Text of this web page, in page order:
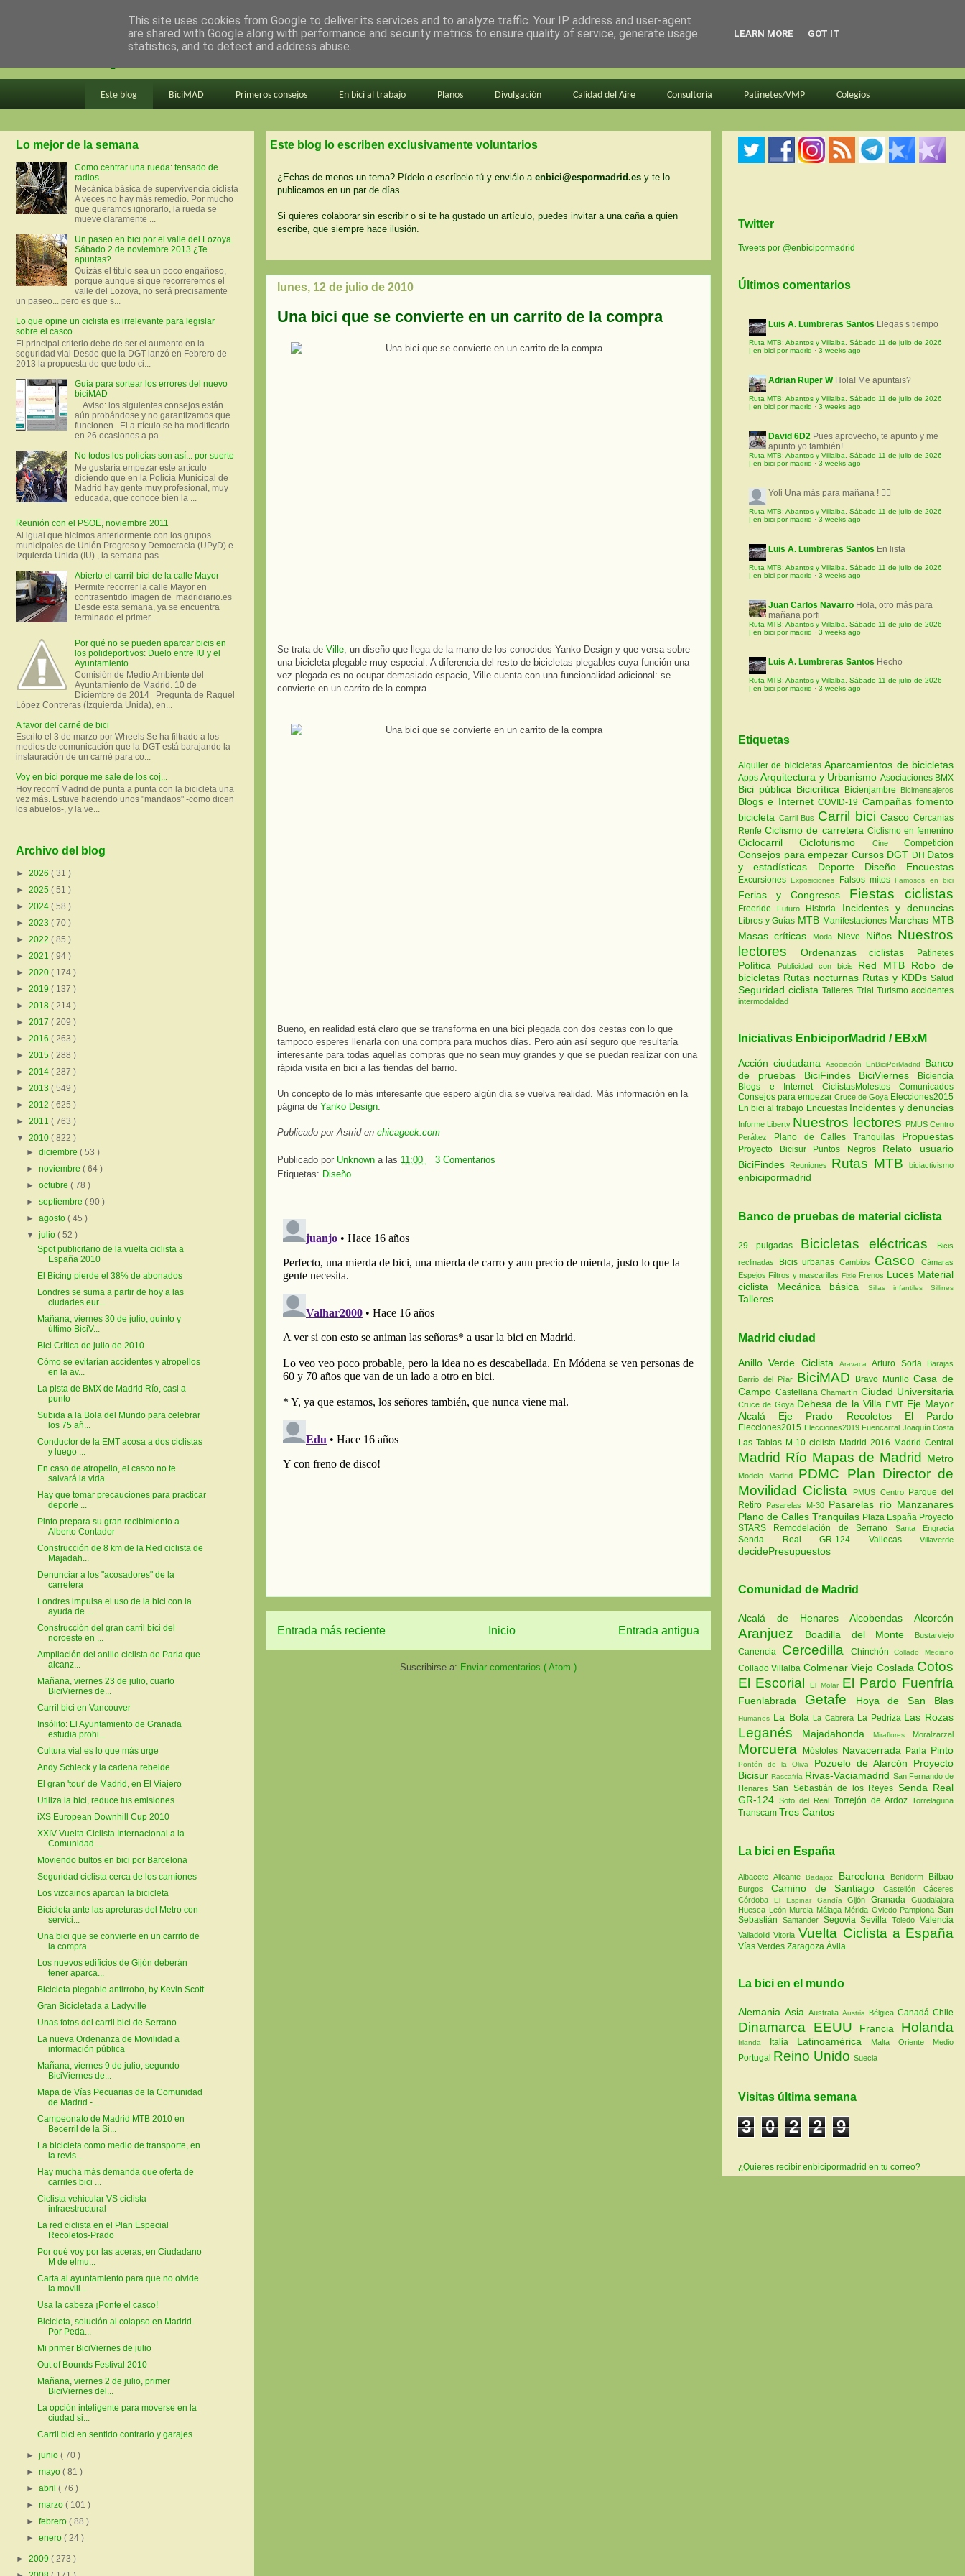
en bici por madrid
Este blog BiciMAD Primeros consejos En bici al trabajo Planos Divulgación Calidad del Aire Consultoría Patinetes/VMP Colegios
Este blog lo escriben exclusivamente voluntarios
¿Echas de menos un tema? Pídelo o escríbelo tú y enviálo a enbici@espormadrid.es y te lo
publicamos en un par de días.
Si quieres colaborar sin escribir o si te ha gustado un artículo, puedes invitar a una caña a quien
escribe, que siempre hace ilusión.
lunes, 12 de julio de 2010
Una bici que se convierte en un carrito de la compra
Se trata de Ville , un diseño que llega de la mano de los conocidos Yanko Design y que versa sobre
una bicicleta plegable muy especial. A diferencia del resto de bicicletas plegables cuya función una
vez plegada es no ocupar demasiado espacio, Ville cuenta con una funcionalidad adicional: se
convierte en un carrito de la compra.
Bueno, en realidad está claro que se transforma en una bici plegada con dos cestas con lo que
tampoco esperes llenarla con una compra para muchos días. Pero aún así seguro que resultaría
interesante para todas aquellas compras que no sean muy grandes y que se puedan realizar con una
rápida visita en bici a las tiendas del barrio.
Un concepto de lo más interesante que espero algún día se vuelva realidad. Más información en la
página de Yanko Design
Publicado por Astrid en chicageek.com
Publicado por Unknown a las 11:00
3 Comentarios
Etiquetas: Diseño
Entrada más reciente Entrada antigua
Inicio
Suscribirse a: Enviar comentarios ( Atom )
Lo mejor de la semana
Como centrar una rueda: tensado de
radios
Mecánica básica de supervivencia ciclista
A veces no hay más remedio. Por mucho
que queramos ignorarlo, la rueda se
mueve claramente ...
Un paseo en bici por el valle del Lozoya.
Sábado 2 de noviembre 2013 ¿Te
apuntas?
Quizás el título sea un poco engañoso,
porque aunque sí que recorreremos el
valle del Lozoya, no será precisamente
un paseo... pero es que s...
Lo que opine un ciclista es irrelevante para legislar
sobre el casco
El principal criterio debe de ser el aumento en la
seguridad vial Desde que la DGT lanzó en Febrero de
2013 la propuesta de que todo ci...
Guía para sortear los errores del nuevo
biciMAD
Aviso: los siguientes consejos están
aún probándose y no garantizamos que
funcionen. El a rtículo se ha modificado
en 26 ocasiones a pa...
No todos los policías son así... por suerte
Me gustaría empezar este artículo
diciendo que en la Policía Municipal de
Madrid hay gente muy profesional, muy
educada, que conoce bien la ...
Reunión con el PSOE, noviembre 2011
Al igual que hicimos anteriormente con los grupos
municipales de Unión Progreso y Democracia (UPyD) e
Izquierda Unida (IU) , la semana pas...
Abierto el carril-bici de la calle Mayor
Permite recorrer la calle Mayor en
contrasentido Imagen de madridiario.es
Desde esta semana, ya se encuentra
terminado el primer...
Por qué no se pueden aparcar bicis en
los polideportivos: Duelo entre IU y el
Ayuntamiento
Comisión de Medio Ambiente del
Ayuntamiento de Madrid. 10 de
Diciembre de 2014 Pregunta de Raquel
López Contreras (Izquierda Unida), en...
A favor del carné de bici
Escrito el 3 de marzo por Wheels Se ha filtrado a los
medios de comunicación que la DGT está barajando la
instauración de un carné para co...
Voy en bici porque me sale de los coj...
Hoy recorrí Madrid de punta a punta con la bicicleta una
vez más. Estuve haciendo unos "mandaos" -como dicen
los abuelos-, y la ve...
Archivo del blog
► 2026 ( 31 )
► 2025 ( 51 )
► 2024 ( 58 )
► 2023 ( 70 )
► 2022 ( 85 )
► 2021 ( 94 )
► 2020 ( 174 )
► 2019 ( 137 )
► 2018 ( 214 )
► 2017 ( 209 )
► 2016 ( 263 )
► 2015 ( 288 )
► 2014 ( 287 )
► 2013 ( 549 )
► 2012 ( 625 )
► 2011 ( 763 )
▼ 2010 ( 822 )
►diciembre( 53 )
►noviembre( 64 )
►octubre( 78 )
►septiembre( 90 )
►agosto( 45 )
▼julio( 52 )
Spot publicitario de la vuelta ciclista a
España 2010
El Bicing pierde el 38% de abonados
Londres se suma a partir de hoy a las
ciudades eur...
Mañana, viernes 30 de julio, quinto y
último BiciV...
Bici Crítica de julio de 2010
Cómo se evitarían accidentes y atropellos
en la av...
La pista de BMX de Madrid Río, casi a
punto
Subida a la Bola del Mundo para celebrar
los 75 añ...
Conductor de la EMT acosa a dos ciclistas
y luego ...
En caso de atropello, el casco no te
salvará la vida
Hay que tomar precauciones para practicar
deporte ...
Pinto prepara su gran recibimiento a
Alberto Contador
Construcción de 8 km de la Red ciclista de
Majadah...
Denunciar a los "acosadores" de la
carretera
Londres impulsa el uso de la bici con la
ayuda de ...
Construcción del gran carril bici del
noroeste en ...
Ampliación del anillo ciclista de Parla que
alcanz...
Mañana, viernes 23 de julio, cuarto
BiciViernes de...
Carril bici en Vancouver
Insólito: El Ayuntamiento de Granada
estudia prohi...
Cultura vial es lo que más urge
Andy Schleck y la cadena rebelde
El gran 'tour' de Madrid, en El Viajero
Utiliza la bici, reduce tus emisiones
iXS European Downhill Cup 2010
XXIV Vuelta Ciclista Internacional a la
Comunidad ...
Moviendo bultos en bici por Barcelona
Seguridad ciclista cerca de los camiones
Los vizcainos aparcan la bicicleta
Bicicleta ante las apreturas del Metro con
servici...
Una bici que se convierte en un carrito de
la compra
Los nuevos edificios de Gijón deberán
tener aparca...
Bicicleta plegable antirrobo, by Kevin Scott
Gran Bicicletada a Ladyville
Unas fotos del carril bici de Serrano
La nueva Ordenanza de Movilidad a
información pública
Mañana, viernes 9 de julio, segundo
BiciViernes de...
Mapa de Vías Pecuarias de la Comunidad
de Madrid -...
Campeonato de Madrid MTB 2010 en
Becerril de la Si...
La bicicleta como medio de transporte, en
la revis...
Hay mucha más demanda que oferta de
carriles bici ...
Ciclista vehicular VS ciclista
infraestructural
La red ciclista en el Plan Especial
Recoletos-Prado
Por qué voy por las aceras, en Ciudadano
M de elmu...
Carta al ayuntamiento para que no olvide
la movili...
Usa la cabeza ¡Ponte el casco!
Bicicleta, solución al colapso en Madrid.
Por Peda...
Mi primer BiciViernes de julio
Out of Bounds Festival 2010
Mañana, viernes 2 de julio, primer
BiciViernes del...
La opción inteligente para moverse en la
ciudad si...
Carril bici en sentido contrario y garajes
►junio( 70 )
►mayo( 81 )
►abril( 76 )
►marzo( 101 )
►febrero( 88 )
►enero( 24 )
► 2009 ( 273 )
Twitter
Tweets por @enbicipormadrid
Últimos comentarios
Luis A. Lumbreras Santos Llegas s tiempo
Ruta MTB: Abantos y Villalba. Sábado 11 de julio de 2026
| en bici por madrid · 3 weeks ago
Adrian Ruper W Hola! Me apuntais?
Ruta MTB: Abantos y Villalba. Sábado 11 de julio de 2026
| en bici por madrid · 3 weeks ago
David 6D2 Pues aprovecho, te apunto y me
apunto yo también!
Ruta MTB: Abantos y Villalba. Sábado 11 de julio de 2026
| en bici por madrid · 3 weeks ago
Yoli Una más para mañana ! 🚵‍♀️
Ruta MTB: Abantos y Villalba. Sábado 11 de julio de 2026
| en bici por madrid · 3 weeks ago
Luis A. Lumbreras Santos En lista
Ruta MTB: Abantos y Villalba. Sábado 11 de julio de 2026
| en bici por madrid · 3 weeks ago
Juan Carlos Navarro Hola, otro más para
mañana porfi
Ruta MTB: Abantos y Villalba. Sábado 11 de julio de 2026
| en bici por madrid · 3 weeks ago
Luis A. Lumbreras Santos Hecho
Ruta MTB: Abantos y Villalba. Sábado 11 de julio de 2026
| en bici por madrid · 3 weeks ago
Etiquetas
Alquiler de bicicletasAparcamientos de bicicletas
AppsArquitectura y Urbanismo Asociaciones BMX
Bici pública Bicicrítica Bicienjambre Bicimensajeros
Blogs e InternetCOVID-19 Campañas fomento
bicicleta Carril Bus Carril biciCascoCercanías
RenfeCiclismo de carretera Ciclismo en femenino
CiclocarrilCicloturismo CineCompetición
Consejos para empezar Cursos DGT DH Datos
y estadísticas Deporte Diseño Encuestas
ExcursionesExposiciones Falsos mitosFamosos en bici
Ferias y Congresos Fiestas ciclistas
Freeride Futuro Historia Incidentes y denuncias
Libros y Guías MTB Manifestaciones Marchas MTB
Masas críticas
Moda Nieve Niños Nuestros
lectores
Ordenanzas ciclistas Patinetes
Política Publicidad con bicis Red MTB Robo de
bicicletas Rutas nocturnas Rutas y KDDs Salud
Seguridad ciclistaTalleres Trial Turismoaccidentes
intermodalidad
Iniciativas EnbiciporMadrid / EBxM
Acción ciudadana Asociación EnBiciPorMadrid
Banco
de pruebas
BiciFindes BiciViernes
Biciencia
Blogs e Internet
CiclistasMolestos
Comunicados
Consejos para empezar Cruce de Goya Elecciones2015
En bici al trabajo Encuestas Incidentes y denuncias
Informe Liberty Nuestros lectores
PMUS Centro
Peráltez
Plano de Calles Tranquilas Propuestas
Proyecto Bicisur Puntos Negros
Relato usuario
BiciFindes
Reuniones Rutas MTB biciactivismo
enbicipormadrid
Banco de pruebas de material ciclista
29 pulgadas Bicicletas eléctricas
Bicis
reclinadas
Bicis urbanas Cambios Casco
Cámaras
Espejos Filtros y mascarillas Fixie Frenos Luces Material
ciclista
Mecánica básica Sillas infantiles Sillines
Talleres
Madrid ciudad
Anillo Verde Ciclista AravacaArturo Soria
Barajas
Barrio del Pilar BiciMAD Bravo MurilloCasa de
Campo Castellana Chamartín Ciudad Universitaria
Cruce de Goya Dehesa de la Villa EMT Eje Mayor
Alcalá Eje Prado Recoletos El Pardo
Elecciones2015 Elecciones2019 Fuencarral Joaquín Costa
Las Tablas M-10 ciclista Madrid 2016 Madrid Central
Madrid Río Mapas de Madrid Metro
Modelo Madrid PDMC Plan Director de
Movilidad Ciclista
PMUS Centro Parque del
Retiro Pasarelas M-30 Pasarelas río Manzanares
Plano de Calles Tranquilas Plaza España Proyecto
STARS Remodelación de Serrano Santa Engracia
Senda Real GR-124 Vallecas Villaverde
decidePresupuestos
Comunidad de Madrid
Alcalá de HenaresAlcobendas Alcorcón
Aranjuez Boadilla del Monte Bustarviejo
Canencia Cercedilla ChinchónCollado Mediano
Collado Villalba Colmenar Viejo Coslada Cotos
El EscorialEl Molar El Pardo Fuenfría
Fuenlabrada Getafe Hoya de San Blas
Humanes La Bola La Cabrera La Pedriza Las Rozas
Leganés Majadahonda Miraflores Moralzarzal
Morcuera Móstoles Navacerrada Parla Pinto
Pontón de la Oliva Pozuelo de Alarcón Proyecto
BicisurRascafría Rivas-Vaciamadrid San Fernando de
HenaresSan Sebastián de los Reyes Senda Real
GR-124Soto del Real Torrejón de ArdozTorrelaguna
Transcam Tres Cantos
La bici en España
AlbaceteAlicanteBadajoz Barcelona Benidorm Bilbao
Burgos Camino de SantiagoCastellónCáceres
Córdoba El Espinar GandíaGijónGranadaGuadalajara
Huesca León Murcia Málaga Mérida Oviedo PamplonaSan
Sebastián Santander SegoviaSevillaToledoValencia
ValladolidVitoria Vuelta Ciclista a España
Vías Verdes Zaragoza Ávila
La bici en el mundo
Alemania Asia Australia Austria Bélgica Canadá Chile
Dinamarca EEUU Francia Holanda
Irlanda Italia Latinoamérica Malta Oriente Medio
Portugal Reino Unido Suecia
Visitas última semana
3 0 2 2 9
¿Quieres recibir enbicipormadrid en tu correo?
This site uses cookies from Google to deliver its services and to analyze traffic. Your IP address and user-agent
are shared with Google along with performance and security metrics to ensure quality of service, generate usage
statistics, and to detect and address abuse.
LEARN MORE GOT IT